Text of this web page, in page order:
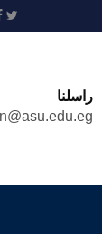
راسلنا